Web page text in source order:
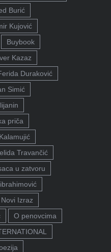
Burić
Kujović
Buybook
Kazaz
Duraković
Simić
priča
Travančić
u zatvoru
Novi Izraz
O penovcima